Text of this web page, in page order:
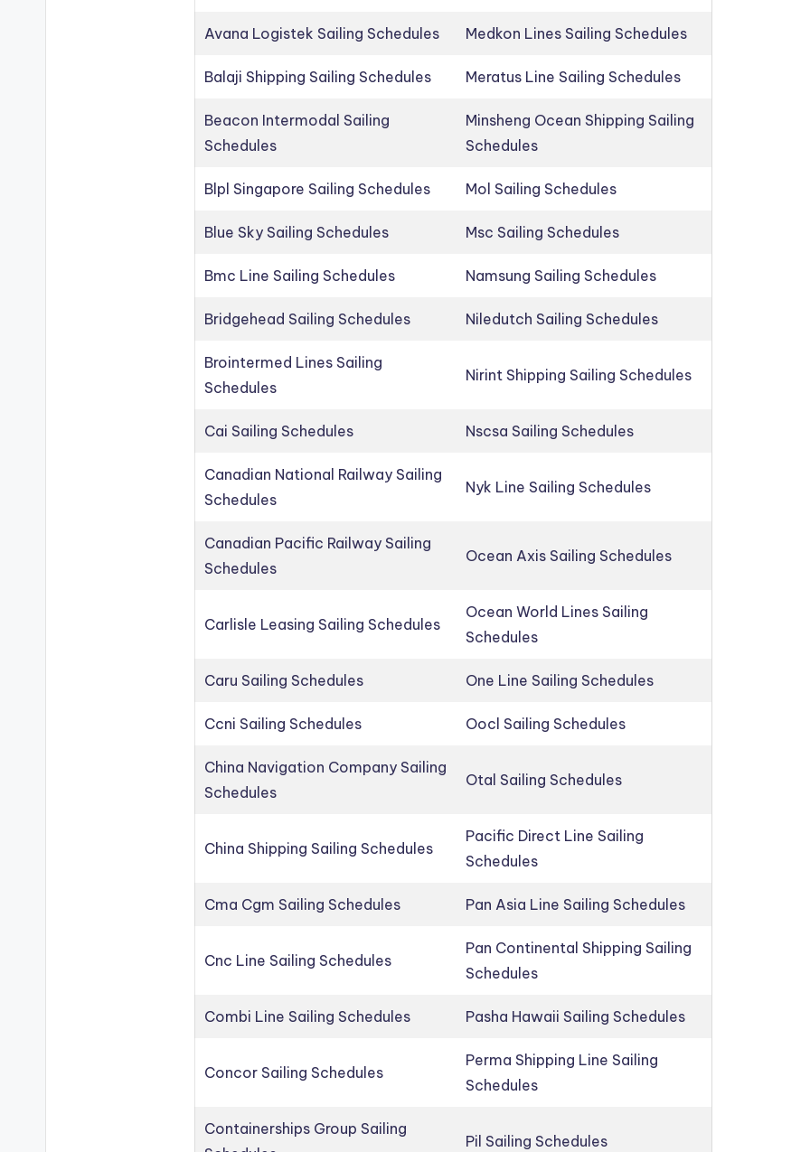
Avana Logistek Sailing Schedules Medkon Lines Sailing Schedules
Balaji Shipping Sailing Schedules Meratus Line Sailing Schedules
Beacon Intermodal Sailing
Schedules
Minsheng Ocean Shipping Sailing
Schedules
Blpl Singapore Sailing Schedules Mol Sailing Schedules
Blue Sky Sailing Schedules Msc Sailing Schedules
Bmc Line Sailing Schedules Namsung Sailing Schedules
Bridgehead Sailing Schedules Niledutch Sailing Schedules
Brointermed Lines Sailing
Schedules
Nirint Shipping Sailing Schedules
Cai Sailing Schedules Nscsa Sailing Schedules
Canadian National Railway Sailing
Schedules
Nyk Line Sailing Schedules
Canadian Pacific Railway Sailing
Schedules
Ocean Axis Sailing Schedules
Carlisle Leasing Sailing Schedules
Ocean World Lines Sailing
Schedules
Caru Sailing Schedules One Line Sailing Schedules
Ccni Sailing Schedules Oocl Sailing Schedules
China Navigation Company Sailing
Schedules
Otal Sailing Schedules
China Shipping Sailing Schedules
Pacific Direct Line Sailing
Schedules
Cma Cgm Sailing Schedules Pan Asia Line Sailing Schedules
Cnc Line Sailing Schedules
Pan Continental Shipping Sailing
Schedules
Combi Line Sailing Schedules Pasha Hawaii Sailing Schedules
Concor Sailing Schedules
Perma Shipping Line Sailing
Schedules
Containerships Group Sailing
Pil Sailing Schedules